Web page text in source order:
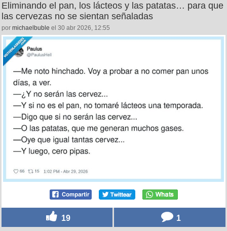
Eliminando el pan, los lácteos y las patatas… para que
las cervezas no se sientan señaladas
por michaelbuble el 30 abr 2026, 12:55
19 1